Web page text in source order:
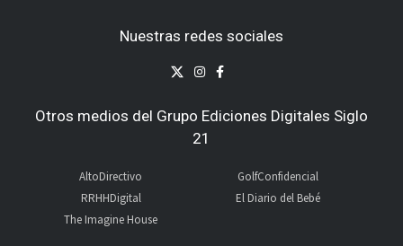
Nuestras redes sociales
Otros medios del Grupo Ediciones Digitales Siglo
21
AltoDirectivo
RRHHDigital
The Imagine House
GolfConfidencial
El Diario del Bebé